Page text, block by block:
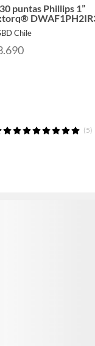
puntas Phillips 1”
Chile
(5)